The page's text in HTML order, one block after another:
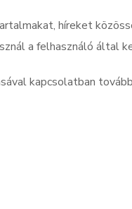
híreket
a felhasználó
kapcsolatban